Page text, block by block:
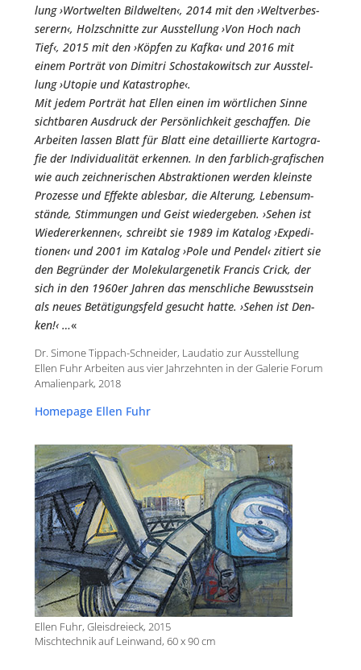
lung ›Wort­wel­ten Bild­wel­ten‹, 2014 mit den ›Welt­ver­bes­
se­rern‹, Holz­schnit­te zur Aus­stel­lung ›Von Hoch nach
Tief‹, 2015 mit den ›Köp­fen zu Kaf­ka‹ und 2016 mit
einem Por­trät von Dimi­t­ri Schost­a­ko­witsch zur Aus­stel­
lung ›Uto­pie und Kata­stro­phe‹.
Mit jedem Por­trät hat Ellen einen im wört­li­chen Sin­ne
sicht­ba­ren Aus­druck der Per­sön­lich­keit geschaf­fen. Die
Arbei­ten las­sen Blatt für Blatt eine detail­lier­te Kar­to­gra­
fie der Indi­vi­dua­li­tät erken­nen. In den farb­lich-gra­fi­schen
wie auch zeich­ne­ri­schen Abs­trak­tio­nen wer­den kleins­te
Pro­zes­se und Effek­te ables­bar, die Alte­rung, Lebens­um­
stän­de, Stim­mun­gen und Geist wie­der­ge­ben. ›Sehen ist
Wie­der­erken­nen‹, schreibt sie 1989 im Kata­log ›Expe­di­
tio­nen‹ und 2001 im Kata­log ›Pole und Pen­del‹ zitiert sie
den Begrün­der der Mole­ku­lar­ge­ne­tik Fran­cis Crick, der
sich in den 1960er Jah­ren das mensch­li­che Bewusst­sein
als neu­es Betä­ti­gungs­feld gesucht hat­te. ›Sehen ist Den­
ken!‹ …«
Dr. Simo­ne Tipp­ach-Schnei­der, Lau­da­tio zur Aus­stel­lung
Ellen Fuhr Arbei­ten aus vier Jahr­zehn­ten in der Gale­rie Forum
Ama­li­en­park, 2018
Home­page Ellen Fuhr
Ellen Fuhr, Gleis­drei­eck, 2015
Misch­tech­nik auf Lein­wand, 60 x 90 cm